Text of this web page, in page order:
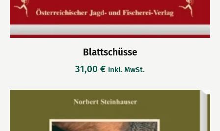
Blattschüsse
31,00 € inkl. MwSt.